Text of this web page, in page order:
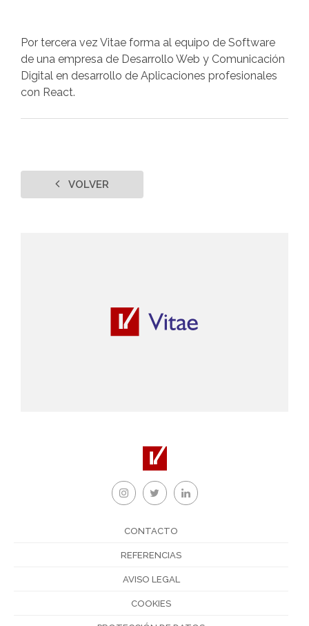
Por tercera vez Vitae forma al equipo de Software
de una empresa de Desarrollo Web y Comunicación
Digital en desarrollo de Aplicaciones profesionales
con React.
VOLVER
CONTACTO
REFERENCIAS
AVISO LEGAL
COOKIES